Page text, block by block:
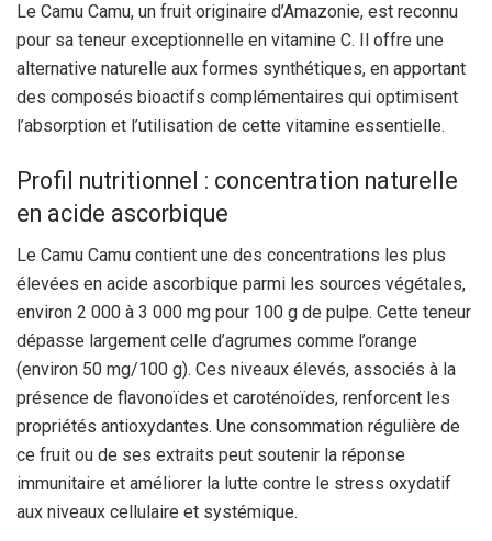
Le Camu Camu, un fruit originaire d’Amazonie, est reconnu
pour sa teneur exceptionnelle en vitamine C. Il offre une
alternative naturelle aux formes synthétiques, en apportant
des composés bioactifs complémentaires qui optimisent
l’absorption et l’utilisation de cette vitamine essentielle.
Profil nutritionnel : concentration naturelle
en acide ascorbique
Le Camu Camu contient une des concentrations les plus
élevées en acide ascorbique parmi les sources végétales,
environ 2 000 à 3 000 mg pour 100 g de pulpe. Cette teneur
dépasse largement celle d’agrumes comme l’orange
(environ 50 mg/100 g). Ces niveaux élevés, associés à la
présence de flavonoïdes et caroténoïdes, renforcent les
propriétés antioxydantes. Une consommation régulière de
ce fruit ou de ses extraits peut soutenir la réponse
immunitaire et améliorer la lutte contre le stress oxydatif
aux niveaux cellulaire et systémique.